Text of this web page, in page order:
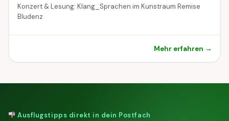
Konzert & Lesung: Klang_Sprachen im Kunstraum Remise
Bludenz
Mehr erfahren →
Ausflugstipps direkt in dein Postfach